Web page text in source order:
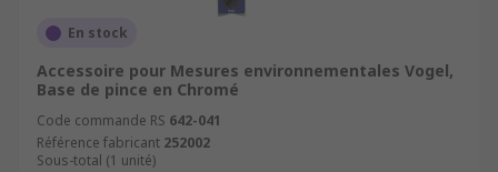
En stock
Accessoire pour Mesures environnementales Vogel,
Base de pince en Chromé
Code commande RS 642-041
Référence fabricant 252002
Sous-total (1 unité)